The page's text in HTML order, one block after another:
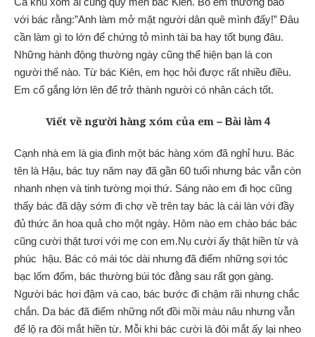
với bác rằng:”Anh làm mở mặt người dân quê mình đấy!” Đâu
cần làm gì to lớn để chứng tỏ mình tài ba hay tốt bụng đâu.
Những hành động thường ngày cũng thể hiện bạn là con
người thế nào. Từ bác Kiên, em học hỏi được rất nhiều điều.
Em cố gắng lớn lên để trở thành người có nhân cách tốt.
Viết về người hàng xóm của em – Bài làm 4
Cạnh nhà em là gia đình một bác hàng xóm đã nghỉ hưu. Bác
tên là Hậu, bác tuy năm nay đã gần 60 tuổi nhưng bác vẫn còn
nhanh nhẹn và tinh tường mọi thứ. Sáng nào em đi học cũng
thấy bác đã dậy sớm đi chợ về trên tay bác là cái làn với đầy
đủ thức ăn hoa quả cho một ngày. Hôm nào em chào bác bác
cũng cười thật tươi với mẹ con em.Nụ cười ấy thật hiền từ và
phúc hậu. Bác có mái tóc dài nhưng đã điểm những sợi tóc
bạc lốm đốm, bác thường búi tóc đằng sau rất gọn gàng.
Người bác hơi đậm và cao, bác bước đi chậm rãi nhưng chắc
chắn. Da bác đã điểm những nốt đồi mồi màu nâu nhưng vẫn
để lộ ra đôi mắt hiền từ. Mỗi khi bác cười là đôi mắt ấy lại nheo